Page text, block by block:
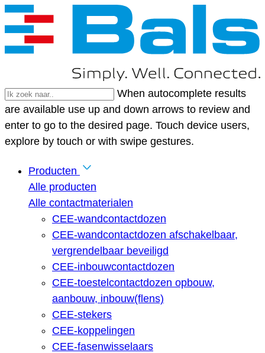
When autocomplete results
are available use up and down arrows to review and
enter to go to the desired page. Touch device users,
explore by touch or with swipe gestures.
Producten
Alle producten
Alle contactmaterialen
CEE-wandcontactdozen
CEE-wandcontactdozen afschakelbaar,
vergrendelbaar beveiligd
CEE-inbouwcontactdozen
CEE-toestelcontactdozen opbouw,
aanbouw, inbouw(flens)
CEE-stekers
CEE-koppelingen
CEE-fasenwisselaars